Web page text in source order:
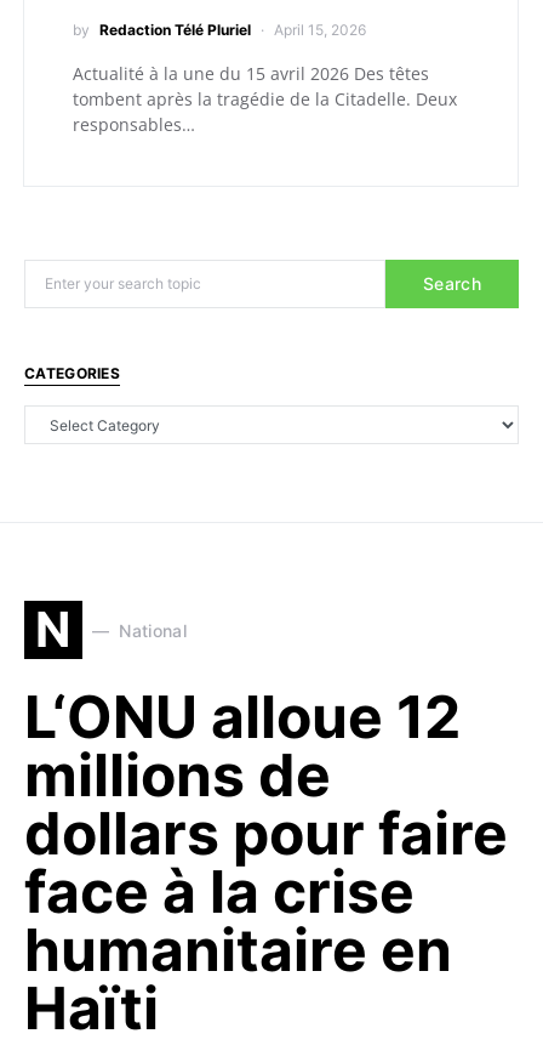
by Redaction Télé Pluriel April 15, 2026
Actualité à la une du 15 avril 2026 Des têtes
tombent après la tragédie de la Citadelle. Deux
responsables…
Search
CATEGORIES
N National
L‘ONU alloue 12
millions de
dollars pour faire
face à la crise
humanitaire en
Haïti